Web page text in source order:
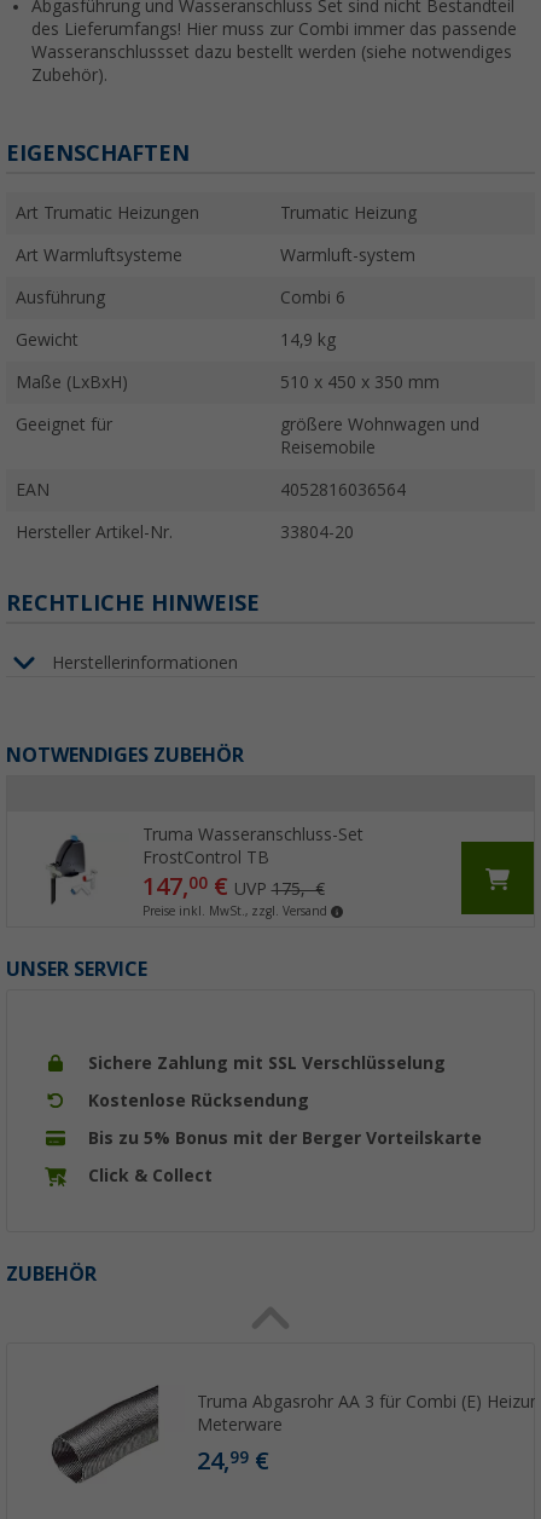
Abgasführung und Wasseranschluss Set sind nicht Bestandteil
des Lieferumfangs! Hier muss zur Combi immer das passende
Wasseranschlussset dazu bestellt werden (siehe notwendiges
Zubehör).
EIGENSCHAFTEN
Art Trumatic Heizungen Trumatic Heizung
Art Warmluftsysteme Warmluft-system
Ausführung Combi 6
Gewicht 14,9 kg
Maße (LxBxH) 510 x 450 x 350 mm
Geeignet für
größere Wohnwagen und
Reisemobile
EAN 4052816036564
Hersteller Artikel-Nr. 33804-20
RECHTLICHE HINWEISE
Herstellerinformationen
NOTWENDIGES ZUBEHÖR
Truma Wasseranschluss-Set
FrostControl TB
147,00€ UVP175,- €
Preise inkl. MwSt., zzgl. Versand
UNSER SERVICE
Sichere Zahlung mit SSL Verschlüsselung
Kostenlose Rücksendung
Bis zu 5% Bonus mit der Berger Vorteilskarte
Click & Collect
ZUBEHÖR
Truma Abgasrohr AA 3 für Combi (E)
Meterware
24,99 €